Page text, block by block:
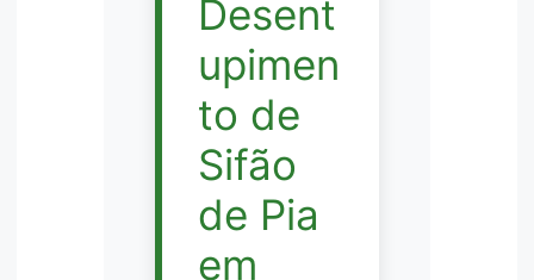
Desent
upimen
to de
Sifão
de Pia
em